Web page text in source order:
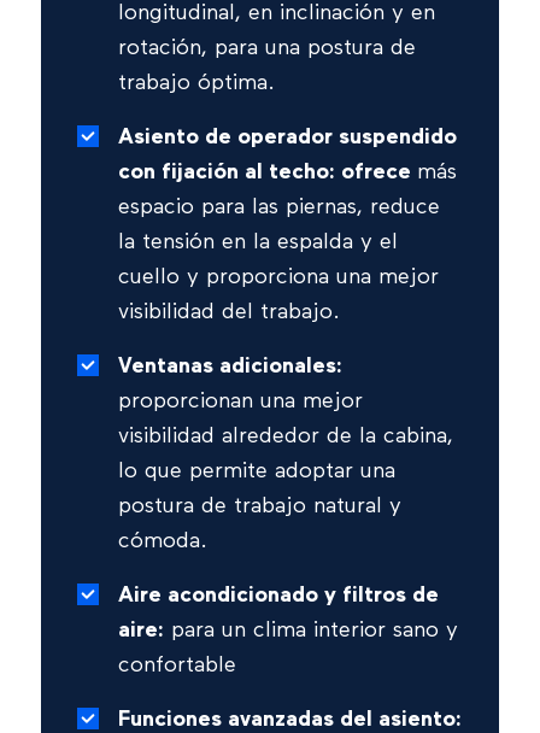
longitudinal, en inclinación y en
rotación, para una postura de
trabajo óptima.
Asiento de operador suspendido
con fijación al techo: ofrece más
espacio para las piernas, reduce
la tensión en la espalda y el
cuello y proporciona una mejor
visibilidad del trabajo.
Ventanas adicionales:
proporcionan una mejor
visibilidad alrededor de la cabina,
lo que permite adoptar una
postura de trabajo natural y
cómoda.
Aire acondicionado y filtros de
aire: para un clima interior sano y
confortable
Funciones avanzadas del asiento: